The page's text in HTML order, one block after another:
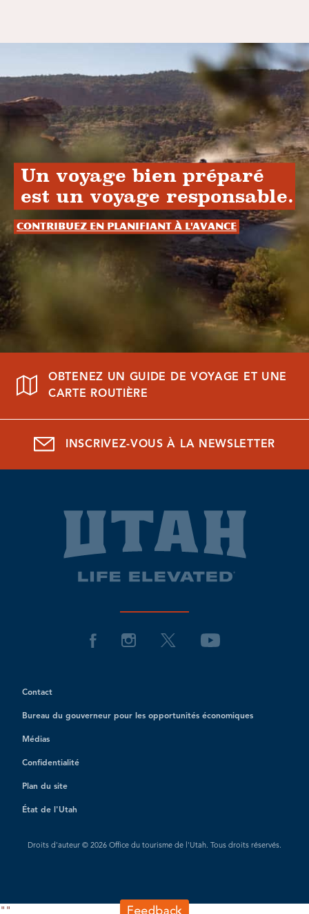
Un voyage bien préparé
est un voyage responsable.
Contribuez en planifiant à l'avance
OBTENEZ UN GUIDE DE VOYAGE ET UNE
CARTE ROUTIÈRE
INSCRIVEZ-VOUS À LA NEWSLETTER
Contact
Bureau du gouverneur pour les opportunités économiques
Médias
Confidentialité
Plan du site
État de l'Utah
Droits d'auteur © 2026 Office du tourisme de l'Utah. Tous droits réservés.
" "